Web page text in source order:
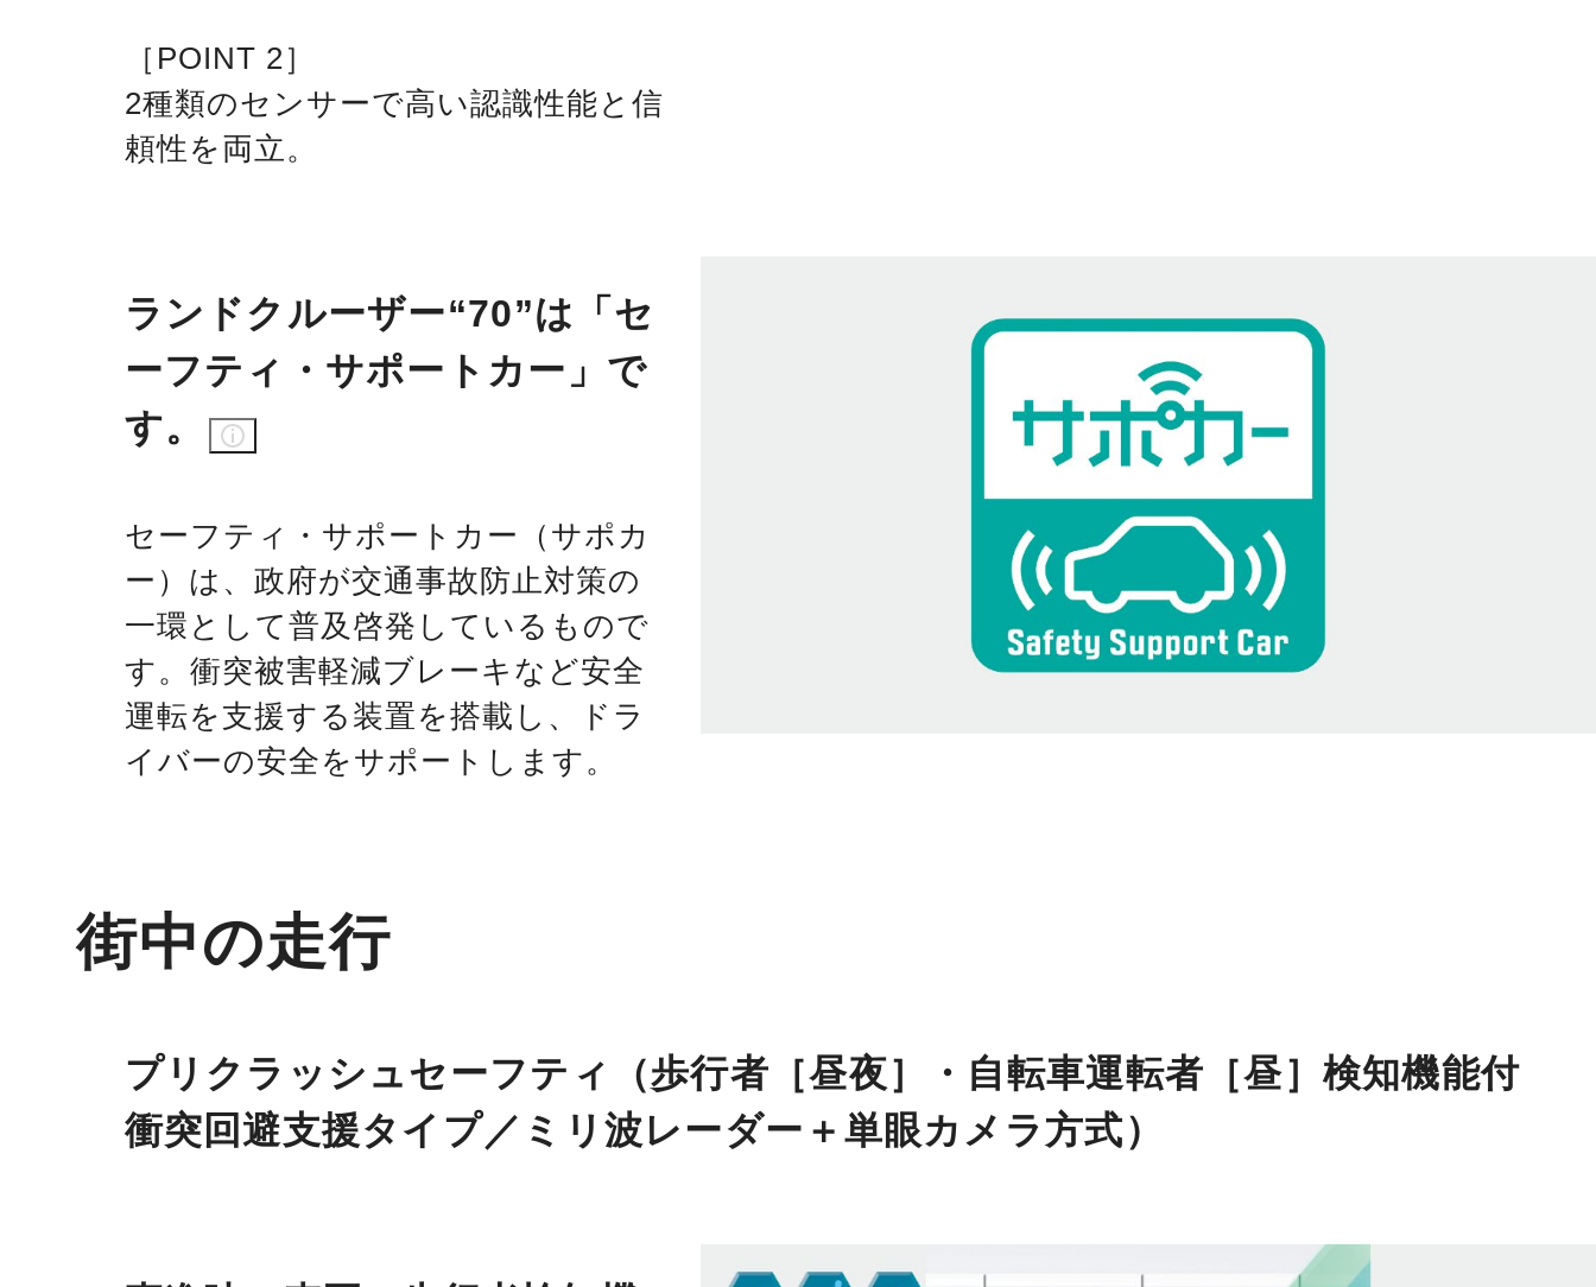
［POINT 2］
2種類のセンサーで高い認識性能と信
頼性を両立。
ランドクルーザー“70”は「セ
ーフティ・サポートカー」で
す。
セーフティ・サポートカー（サポカ
ー）は、政府が交通事故防止対策の
一環として普及啓発しているもので
す。衝突被害軽減ブレーキなど安全
運転を支援する装置を搭載し、ドラ
イバーの安全をサポートします。
街中の走行
プリクラッシュセーフティ（歩行者［昼夜］・自転車運転者［昼］検知機能付
衝突回避支援タイプ／ミリ波レーダー＋単眼カメラ方式）